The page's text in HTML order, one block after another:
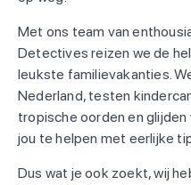
Met ons team van
Detectives reizen we de
leukste familievakanties.
Nederland, testen
tropische oorden en glijden
jou te helpen met eerlijke
Dus wat je ook zoekt, wij